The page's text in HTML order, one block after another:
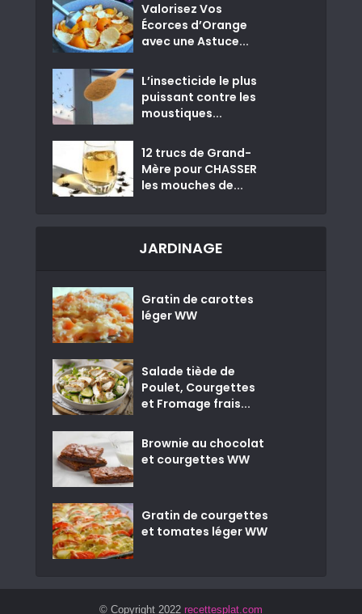
Valorisez Vos
Écorces d’Orange
avec une Astuce...
L’insecticide le plus
puissant contre les
moustiques...
12 trucs de Grand-
Mère pour CHASSER
les mouches de...
JARDINAGE
Gratin de carottes
léger WW
Salade tiède de
Poulet, Courgettes
et Fromage frais...
Brownie au chocolat
et courgettes WW
Gratin de courgettes
et tomates léger WW
© Copyright 2022 recettesplat.com